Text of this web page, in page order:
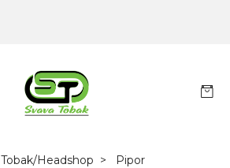
Tobak/Headshop
Pipor